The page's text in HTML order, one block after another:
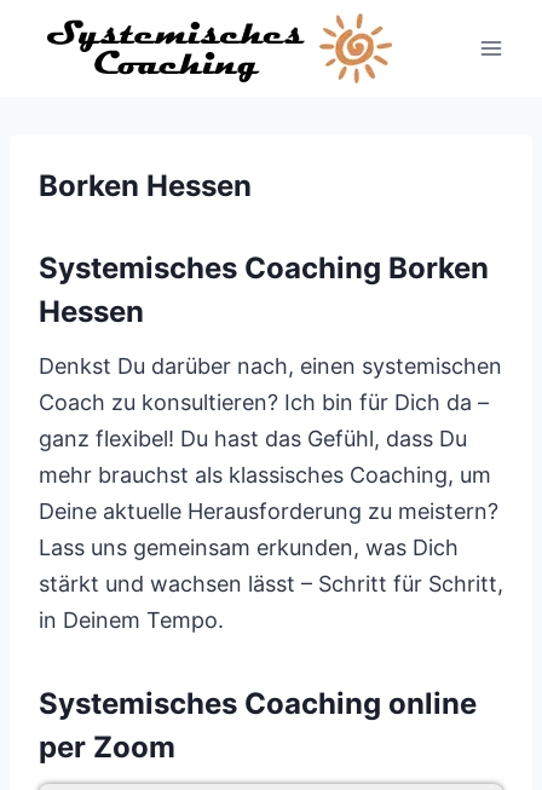
Inhalt
Borken Hessen
Systemisches Coaching Borken
Hessen
Denkst Du darüber nach, einen systemischen
Coach zu konsultieren? Ich bin für Dich da –
ganz flexibel! Du hast das Gefühl, dass Du
mehr brauchst als klassisches Coaching, um
Deine aktuelle Herausforderung zu meistern?
Lass uns gemeinsam erkunden, was Dich
stärkt und wachsen lässt – Schritt für Schritt,
in Deinem Tempo.
Systemisches Coaching online
per Zoom